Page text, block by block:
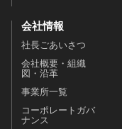
会社情報
社長ごあいさつ
会社概要・組織
図・沿革
事業所一覧
コーポレートガバ
ナンス